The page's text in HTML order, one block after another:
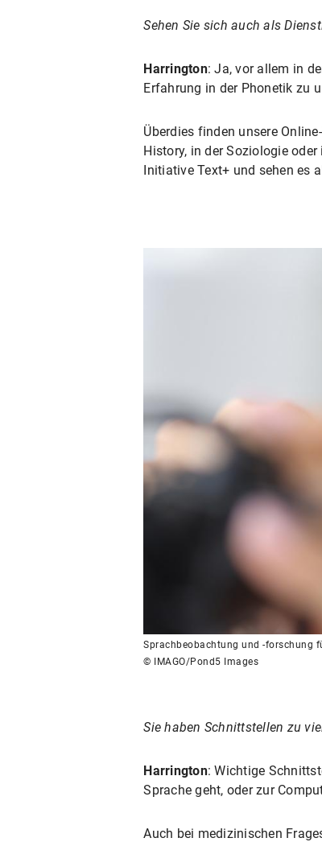
Sehen Sie sich auch als
Harrington: Ja, vor allem in
Erfahrung in der Phonetik zu
Überdies finden unsere
History, in der Soziologie
Initiative Text+ und sehen es
Sprachbeobachtung und -forschung
© IMAGO/Pond5 Images
Sie haben Schnittstellen zu
Harrington: Wichtige
Sprache geht, oder zur
Auch bei medizinischen